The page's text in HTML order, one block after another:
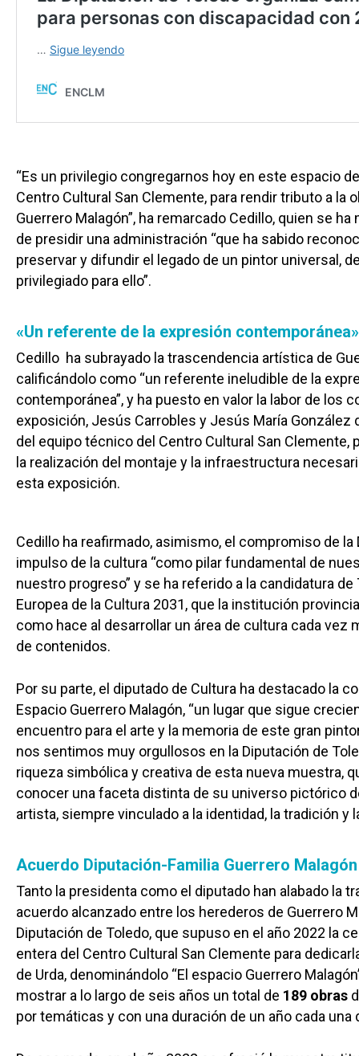
“Es un privilegio congregarnos hoy en este espacio
Centro Cultural San Clemente, para rendir tributo a la
Guerrero Malagón”, ha remarcado Cedillo, quien se
de presidir una administración “que ha sabido
preservar y difundir el legado de un pintor universal,
privilegiado para ello”.
«Un referente de la expresión contemporánea»
Cedillo ha subrayado la trascendencia artística de
calificándolo como “un referente ineludible de la
contemporánea”, y ha puesto en valor la labor de los
exposición, Jesús Carrobles y Jesús María González
del equipo técnico del Centro Cultural San Clemente,
la realización del montaje y la infraestructura
esta exposición.
Cedillo ha reafirmado, asimismo, el compromiso de la
impulso de la cultura “como pilar fundamental de
nuestro progreso” y se ha referido a la candidatura
Europea de la Cultura 2031, que la institución
como hace al desarrollar un área de cultura cada vez
de contenidos.
Por su parte, el diputado de Cultura ha destacado la
Espacio Guerrero Malagón, “un lugar que sigue
encuentro para el arte y la memoria de este gran
nos sentimos muy orgullosos en la Diputación de
riqueza simbólica y creativa de esta nueva muestra,
conocer una faceta distinta de su universo pictórico
artista, siempre vinculado a la identidad, la tradición y
Acuerdo Diputación-Familia Guerrero Malagón
Tanto la presidenta como el diputado han alabado la
acuerdo alcanzado entre los herederos de Guerrero
Diputación de Toledo, que supuso en el año 2022 la
entera del Centro Cultural San Clemente para
de Urda, denominándolo “El espacio Guerrero
mostrar a lo largo de seis años un total de 189 obras
por temáticas y con una duración de un año cada una